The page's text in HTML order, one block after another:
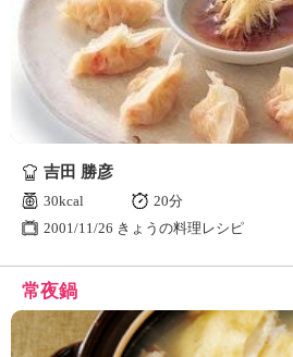
吉田 勝彦
30kcal
20分
2001/11/26 きょうの料理レシピ
常夜鍋